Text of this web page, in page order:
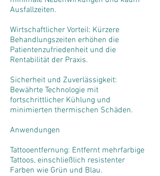
Ausfallzeiten.
Wirtschaftlicher Vorteil: Kürzere
Behandlungszeiten erhöhen die
Patientenzufriedenheit und die
Rentabilität der Praxis.
Sicherheit und Zuverlässigkeit:
Bewährte Technologie mit
fortschrittlicher Kühlung und
minimierten thermischen Schäden.
Anwendungen
Tattooentfernung: Entfernt mehrfarbige
Tattoos, einschließlich resistenter
Farben wie Grün und Blau.